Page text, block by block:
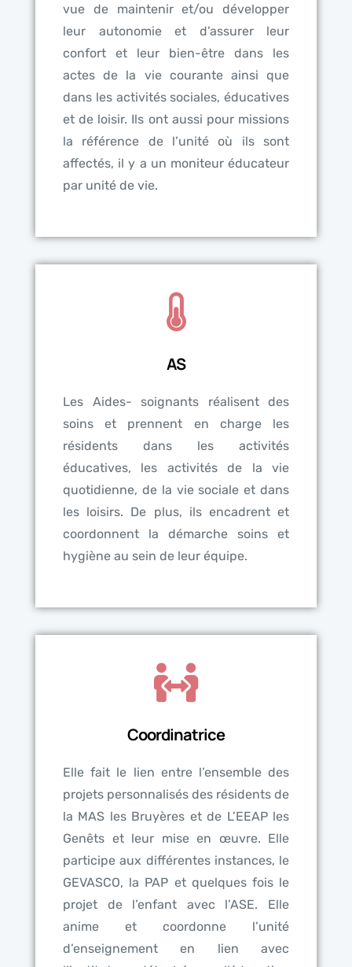
vue de maintenir et/ou développer
leur autonomie et d’assurer leur
confort et leur bien-être dans les
actes de la vie courante ainsi que
dans les activités sociales, éducatives
et de loisir. Ils ont aussi pour missions
la référence de l’unité où ils sont
affectés, il y a un moniteur éducateur
par unité de vie.
AS
Les Aides- soignants réalisent des
soins et prennent en charge les
résidents dans les activités
éducatives, les activités de la vie
quotidienne, de la vie sociale et dans
les loisirs. De plus, ils encadrent et
coordonnent la démarche soins et
hygiène au sein de leur équipe.
Coordinatrice
Elle fait le lien entre l’ensemble des
projets personnalisés des résidents de
la MAS les Bruyères et de L’EEAP les
Genêts et leur mise en œuvre. Elle
participe aux différentes instances, le
GEVASCO, la PAP et quelques fois le
projet de l’enfant avec l’ASE. Elle
anime et coordonne l’unité
d’enseignement en lien avec